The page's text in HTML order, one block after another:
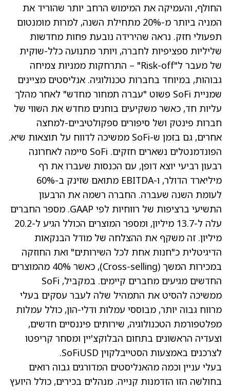
החולף, והעמיקה את המימוש הרחב יותר שהוריד את
המניה ביותר מ-20% מתחילת השנה, למרות מומנטום
תפעולי חזק. נראה שהירידה נובעת פחות מחדשות
שליליות ספציפיות לחברה, ויותר מתנועה כלל-שוקית
של מעבר ל"Risk-off" – התרחקות ממניות צמיחה
גבוהות, במיוחד בחברות טכנולוגיה. אנליסטים מציינים
שמניית SoFi פשוט "עברה תמחור מחדש" לאחר מהלך
עליות חד, כאשר משקיעים בוחנים מחדש את השווי של
חברות פינטק ושל סיפורים ספקולטיביים-למחצה
אחרים, גם בזמן ש-SoFi ממשיכה לדווח על תוצאות שיא.
הפונדמנטלים נשארים חזקים. SoFi סיימה לאחרונה
רבעון רביעי יוצא דופן, עם הכנסות שעברו את רף
מיליארד הדולר, ו-EBITDA מתואם שזינק ב-60%
לעומת השנה שעברה. החברה רשמה את הרבעון
התשיעי ברציפות של רווחיות לפי GAAP. מספר החברים
עלה ל-13.7 מיליון, ומספר המוצרים הכולל הגיע ל-20.2
מיליון. זה משקף את ההצלחה של מודל הבנקאות
הדיגיטלית כ"חנות אחת לכל השירותים" ואת החוזקה
במכירות המשך (Cross-selling), כאשר 40% מהמוצרים
החדשים מגיעים מחברים קיימים. במקביל, SoFi
ממשיכה להסיט את התמהיל שלה לעבר עסקים בעלי
מרווח גבוה יותר, מבוססי עמלות ודלי-הון, כולל עמלות
מפלטפורמת הטכנולוגיה, שירותים פיננסיים חדשים,
וצעדיה הראשונים בתחום הבלוקצ'יין ומסחר קריפטו
לצרכנים באמצעות הסטייבלקוין SoFiUSD.
בעלי עניין וכמה מהאנליסטים המדורגים גבוה רואים
בחולשה הזו הזדמנות קנייה. מנהלים בכירים, כולל היועץ